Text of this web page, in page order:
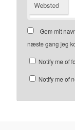
Websted
Gem mit
næste gang jeg
Notify me of
Notify me of